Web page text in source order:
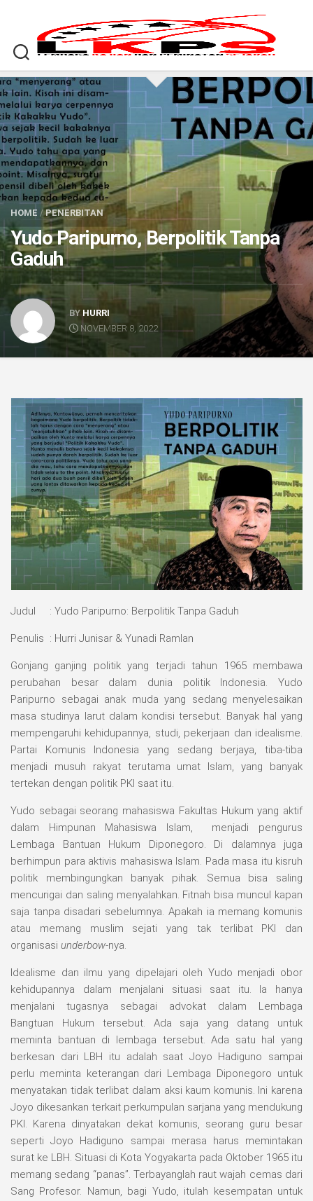
HOME /PENERBITAN
Yudo Paripurno, Berpolitik Tanpa
Gaduh
BY HURRI
NOVEMBER 8, 2022
Judul : Yudo Paripurno: Berpolitik Tanpa Gaduh
Penulis : Hurri Junisar & Yunadi Ramlan
Gonjang ganjing politik yang terjadi tahun 1965 membawa
perubahan besar dalam dunia politik Indonesia. Yudo
Paripurno sebagai anak muda yang sedang menyelesaikan
masa studinya larut dalam kondisi tersebut. Banyak hal yang
mempengaruhi kehidupannya, studi, pekerjaan dan idealisme.
Partai Komunis Indonesia yang sedang berjaya, tiba-tiba
menjadi musuh rakyat terutama umat Islam, yang banyak
tertekan dengan politik PKI saat itu.
Yudo sebagai seorang mahasiswa Fakultas Hukum yang aktif
dalam Himpunan Mahasiswa Islam, menjadi pengurus
Lembaga Bantuan Hukum Diponegoro. Di dalamnya juga
berhimpun para aktivis mahasiswa Islam. Pada masa itu kisruh
politik membingungkan banyak pihak. Semua bisa saling
mencurigai dan saling menyalahkan. Fitnah bisa muncul kapan
saja tanpa disadari sebelumnya. Apakah ia memang komunis
atau memang muslim sejati yang tak terlibat PKI dan
organisasi underbow-nya.
Idealisme dan ilmu yang dipelajari oleh Yudo menjadi obor
kehidupannya dalam menjalani situasi saat itu. Ia hanya
menjalani tugasnya sebagai advokat dalam Lembaga
Bangtuan Hukum tersebut. Ada saja yang datang untuk
meminta bantuan di lembaga tersebut. Ada satu hal yang
berkesan dari LBH itu adalah saat Joyo Hadiguno sampai
perlu meminta keterangan dari Lembaga Diponegoro untuk
menyatakan tidak terlibat dalam aksi kaum komunis. Ini karena
Joyo dikesankan terkait perkumpulan sarjana yang mendukung
PKI. Karena dinyatakan dekat komunis, seorang guru besar
seperti Joyo Hadiguno sampai merasa harus memintakan
surat ke LBH. Situasi di Kota Yogyakarta pada Oktober 1965 itu
memang sedang “panas”. Terbayanglah raut wajah cemas dari
Sang Profesor. Namun, bagi Yudo, itulah kesempatan untuk